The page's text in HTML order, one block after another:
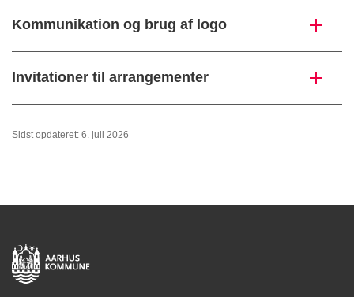
Kommunikation og brug af logo
Invitationer til arrangementer
Sidst opdateret: 6. juli 2026